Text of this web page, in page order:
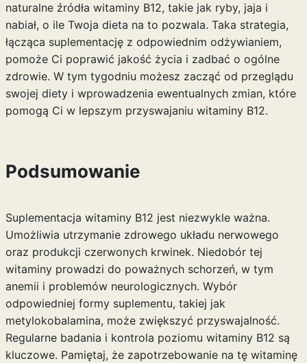
naturalne źródła witaminy B12, takie jak ryby, jaja i
nabiał, o ile Twoja dieta na to pozwala. Taka strategia,
łącząca suplementację z odpowiednim odżywianiem,
pomoże Ci poprawić jakość życia i zadbać o ogólne
zdrowie. W tym tygodniu możesz zacząć od przeglądu
swojej diety i wprowadzenia ewentualnych zmian, które
pomogą Ci w lepszym przyswajaniu witaminy B12.
Podsumowanie
Suplementacja witaminy B12 jest niezwykle ważna.
Umożliwia utrzymanie zdrowego układu nerwowego
oraz produkcji czerwonych krwinek. Niedobór tej
witaminy prowadzi do poważnych schorzeń, w tym
anemii i problemów neurologicznych. Wybór
odpowiedniej formy suplementu, takiej jak
metylokobalamina, może zwiększyć przyswajalność.
Regularne badania i kontrola poziomu witaminy B12 są
kluczowe. Pamiętaj, że zapotrzebowanie na tę witaminę